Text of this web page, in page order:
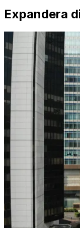
Expandera